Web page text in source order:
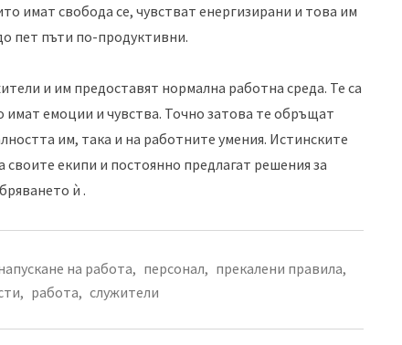
имат свобода се, чувстват енергизирани и това им
пет пъти по-продуктивни.
и им предоставят нормална работна среда. Те са
имат емоции и чувства. Точно затова те обръщат
им, така и на работните умения. Истинските
екипи и постоянно предлагат решения за
ѝ .
на работа, персонал, прекалени правила,
, работа, служители